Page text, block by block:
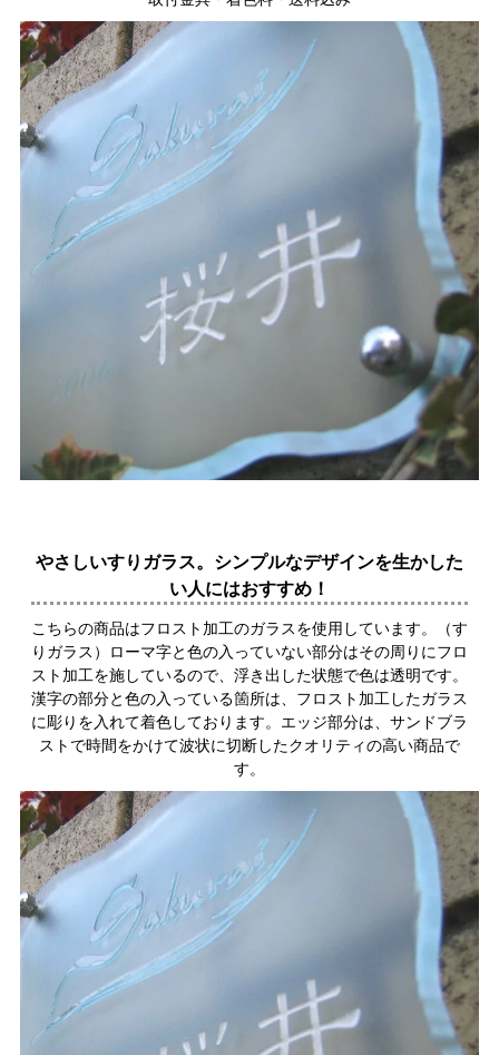
やさしいすりガラス。シンプルなデザインを生かした
い人にはおすすめ！
こちらの商品はフロスト加工のガラスを使用しています。（す
りガラス）ローマ字と色の入っていない部分はその周りにフロ
スト加工を施しているので、浮き出した状態で色は透明です。
漢字の部分と色の入っている箇所は、フロスト加工したガラス
に彫りを入れて着色しております。エッジ部分は、サンドブラ
ストで時間をかけて波状に切断したクオリティの高い商品で
す。